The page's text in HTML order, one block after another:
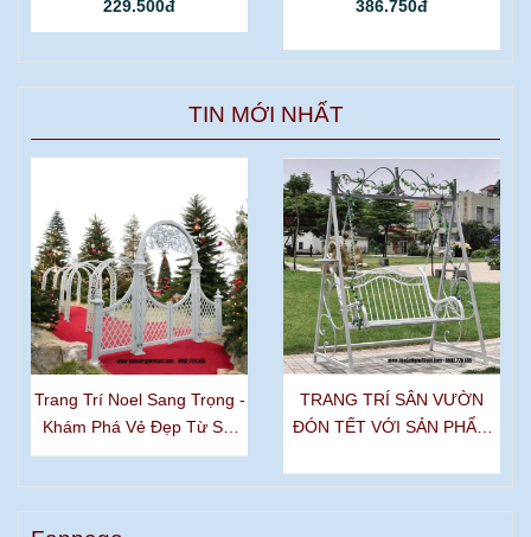
229.500đ
386.750đ
TIN MỚI NHẤT
Trang Trí Noel Sang Trọng -
Khám Phá Vẻ Đẹp Từ Sắt
Mỹ Thuật
TRANG TRÍ SÂN VƯỜN
ĐÓN TẾT VỚI SẢN PHẨM